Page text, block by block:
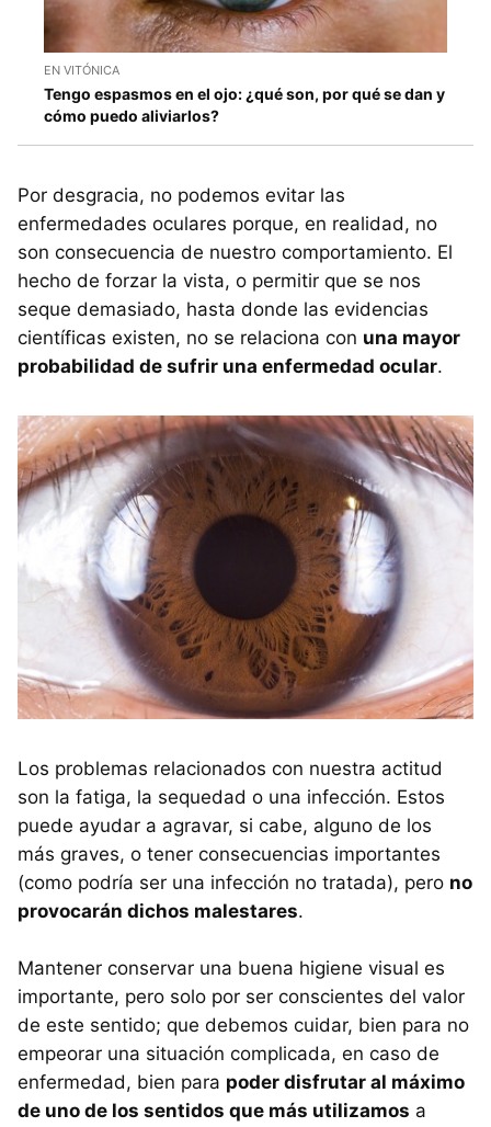
EN VITÓNICA
Tengo espasmos en el ojo: ¿qué son, por qué se dan y
cómo puedo aliviarlos?
Por desgracia, no podemos evitar las
enfermedades oculares porque, en realidad, no
son consecuencia de nuestro comportamiento. El
hecho de forzar la vista, o permitir que se nos
seque demasiado, hasta donde las evidencias
científicas existen, no se relaciona con una mayor
probabilidad de sufrir una enfermedad ocular.
Los problemas relacionados con nuestra actitud
son la fatiga, la sequedad o una infección. Estos
puede ayudar a agravar, si cabe, alguno de los
más graves, o tener consecuencias importantes
(como podría ser una infección no tratada), pero no
provocarán dichos malestares.
Mantener conservar una buena higiene visual es
importante, pero solo por ser conscientes del valor
de este sentido; que debemos cuidar, bien para no
empeorar una situación complicada, en caso de
enfermedad, bien para poder disfrutar al máximo
de uno de los sentidos que más utilizamos a